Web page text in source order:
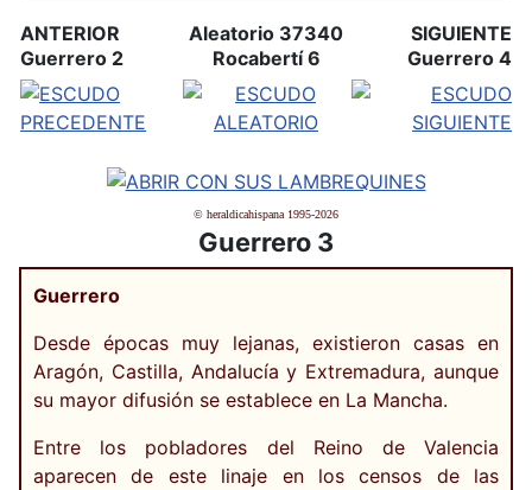
ANTERIOR
Guerrero 2
Aleatorio 37340
Rocabertí 6
SIGUIENTE
Guerrero 4
© heraldicahispana 1995-2026
Guerrero 3
Guerrero
Desde épocas muy lejanas, existieron casas en
Aragón, Castilla, Andalucía y Extremadura, aunque
su mayor difusión se establece en La Mancha.
Entre los pobladores del Reino de Valencia
aparecen de este linaje en los censos de las